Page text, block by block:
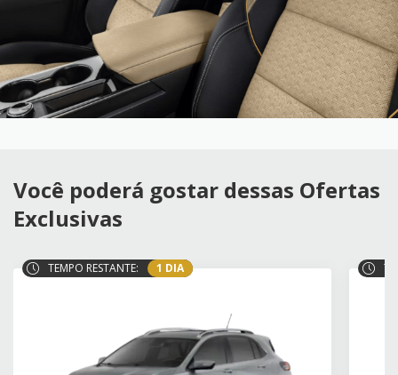
Você poderá gostar dessas Ofertas
Exclusivas
TEMPO RESTANTE: 1 DIA